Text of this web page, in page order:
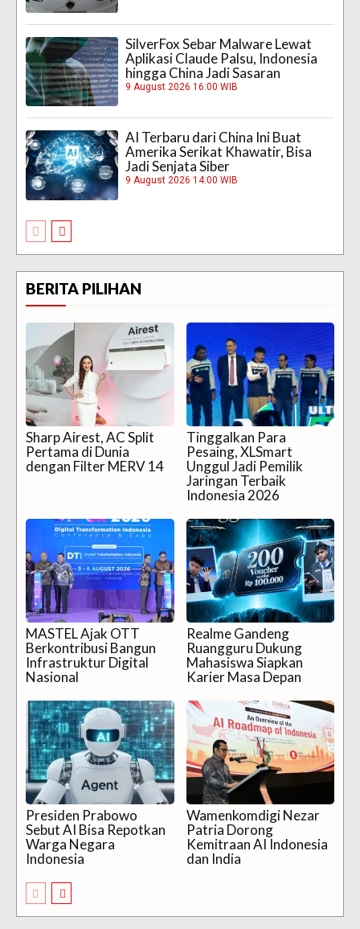
SilverFox Sebar Malware Lewat
Aplikasi Claude Palsu, Indonesia
hingga China Jadi Sasaran
9 August 2026 16:00 WIB
AI Terbaru dari China Ini Buat
Amerika Serikat Khawatir, Bisa
Jadi Senjata Siber
9 August 2026 14:00 WIB
BERITA PILIHAN
Sharp Airest, AC Split
Pertama di Dunia
dengan Filter MERV 14
Tinggalkan Para
Pesaing, XLSmart
Unggul Jadi Pemilik
Jaringan Terbaik
Indonesia 2026
MASTEL Ajak OTT
Berkontribusi Bangun
Infrastruktur Digital
Nasional
Realme Gandeng
Ruangguru Dukung
Mahasiswa Siapkan
Karier Masa Depan
Presiden Prabowo
Sebut AI Bisa Repotkan
Warga Negara
Indonesia
Wamenkomdigi Nezar
Patria Dorong
Kemitraan AI Indonesia
dan India